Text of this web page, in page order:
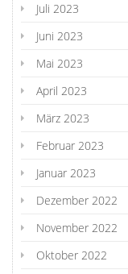
Juli 2023
Juni 2023
Mai 2023
April 2023
März 2023
Februar 2023
Januar 2023
Dezember 2022
November 2022
Oktober 2022